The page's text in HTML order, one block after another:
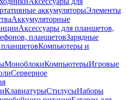
аккумуляторыЭлементы
Аккумуляторные
Аксессуары для планшетов,
планшетовЗарядные
планшетовКомпьютеры и
МоноблокиКомпьютерыИгровые
Серверное
КлавиатурыСтилусыНаборы